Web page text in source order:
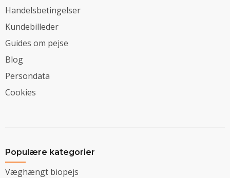
Handelsbetingelser
Kundebilleder
Guides om pejse
Blog
Persondata
Cookies
Populære kategorier
Væghængt biopejs